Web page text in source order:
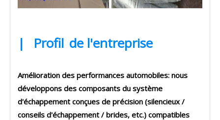
| Profil de l'entreprise
Amélioration des performances automobiles: nous
développons des composants du système
d'échappement conçues de précision (silencieux /
conseils d'échappement / brides, etc.) compatibles